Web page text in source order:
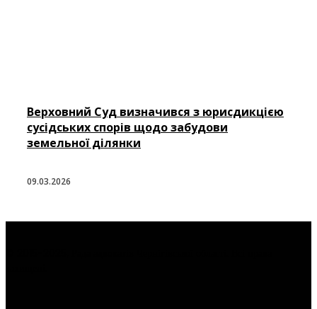
Верховний Суд визначився з юрисдикцією
сусідських спорів щодо забудови
земельної ділянки
09.03.2026